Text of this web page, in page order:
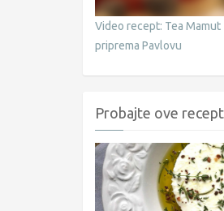
Video recept: Tea Mamut
priprema Pavlovu
Probajte ove